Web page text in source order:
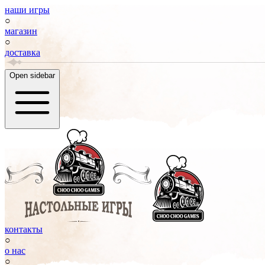
наши игры
○
магазин
○
доставка
Open sidebar
контакты
○
о нас
○